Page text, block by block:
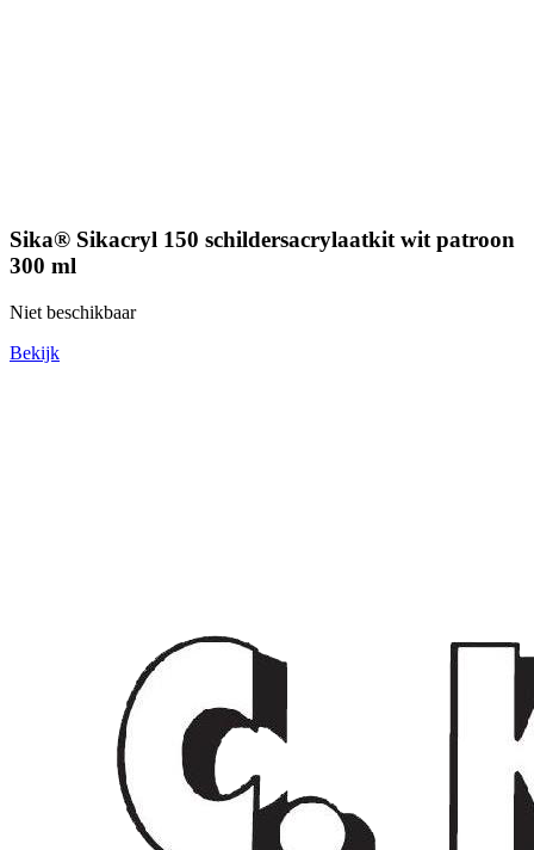
Sika® Sikacryl 150 schildersacrylaatkit wit patroon
300 ml
Niet beschikbaar
Bekijk